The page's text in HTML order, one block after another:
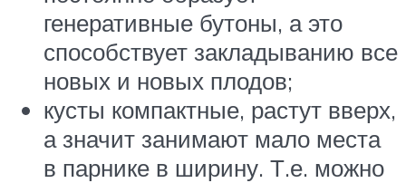
генеративные бутоны, а это
способствует закладыванию все
новых и новых плодов;
кусты компактные, растут вверх,
а значит занимают мало места
в парнике в ширину. Т.е. можно